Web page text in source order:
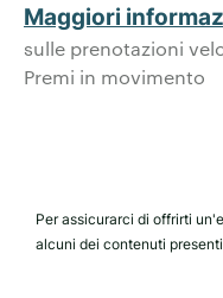
Maggiori
sulle prenotazioni
Premi in movimento
Per assicurarci di offrirti
alcuni dei contenuti